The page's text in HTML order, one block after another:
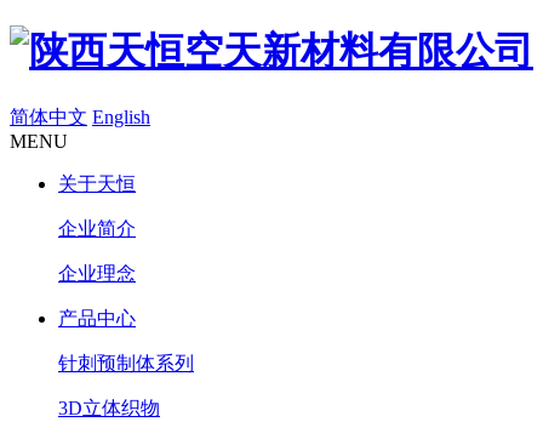
简体中文 English
MENU
关于天恒
企业简介
企业理念
产品中心
针刺预制体系列
3D立体织物